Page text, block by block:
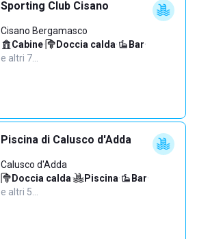
Sporting Club Cisano
Cisano Bergamasco
Cabine· Doccia calda· Bar·
e altri 7…
Piscina di Calusco d'Adda
Calusco d'Adda
Doccia calda· Piscina· Bar·
e altri 5…